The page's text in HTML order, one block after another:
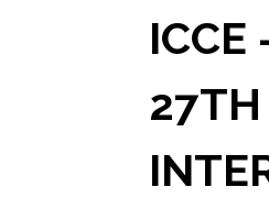
ICCE
27TH